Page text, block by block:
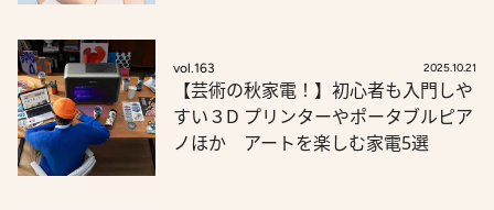
vol.163 2025.10.21
【芸術の秋家電！】初心者も入門しや
すい３D プリンターやポータブルピア
ノほか アートを楽しむ家電5選